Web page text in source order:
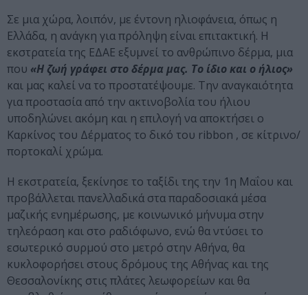
Σε μια χώρα, λοιπόν, με έντονη ηλιοφάνεια, όπως η
Ελλάδα, η ανάγκη για πρόληψη είναι επιτακτική. Η
εκστρατεία της ΕΔΑΕ εξυμνεί το ανθρώπινο δέρμα, μια
που «Η ζωή γράφει στο δέρμα μας. Το ίδιο και ο ήλιος»
και μας καλεί να το προστατέψουμε. Την αναγκαιότητα
για προστασία από την ακτινοβολία του ήλιου
υποδηλώνει ακόμη και η επιλογή να αποκτήσει ο
Καρκίνος του Δέρματος το δικό του ribbon , σε κίτρινο/
πορτοκαλί χρώμα.
Η εκστρατεία, ξεκίνησε το ταξίδι της την 1η Μαΐου και
προβάλλεται πανελλαδικά στα παραδοσιακά μέσα
μαζικής ενημέρωσης, με κοινωνικό μήνυμα στην
τηλεόραση και στο ραδιόφωνο, ενώ θα ντύσει το
εσωτερικό συρμού στο μετρό στην Αθήνα, θα
κυκλοφορήσει στους δρόμους της Αθήνας και της
Θεσσαλονίκης στις πλάτες λεωφορείων και θα